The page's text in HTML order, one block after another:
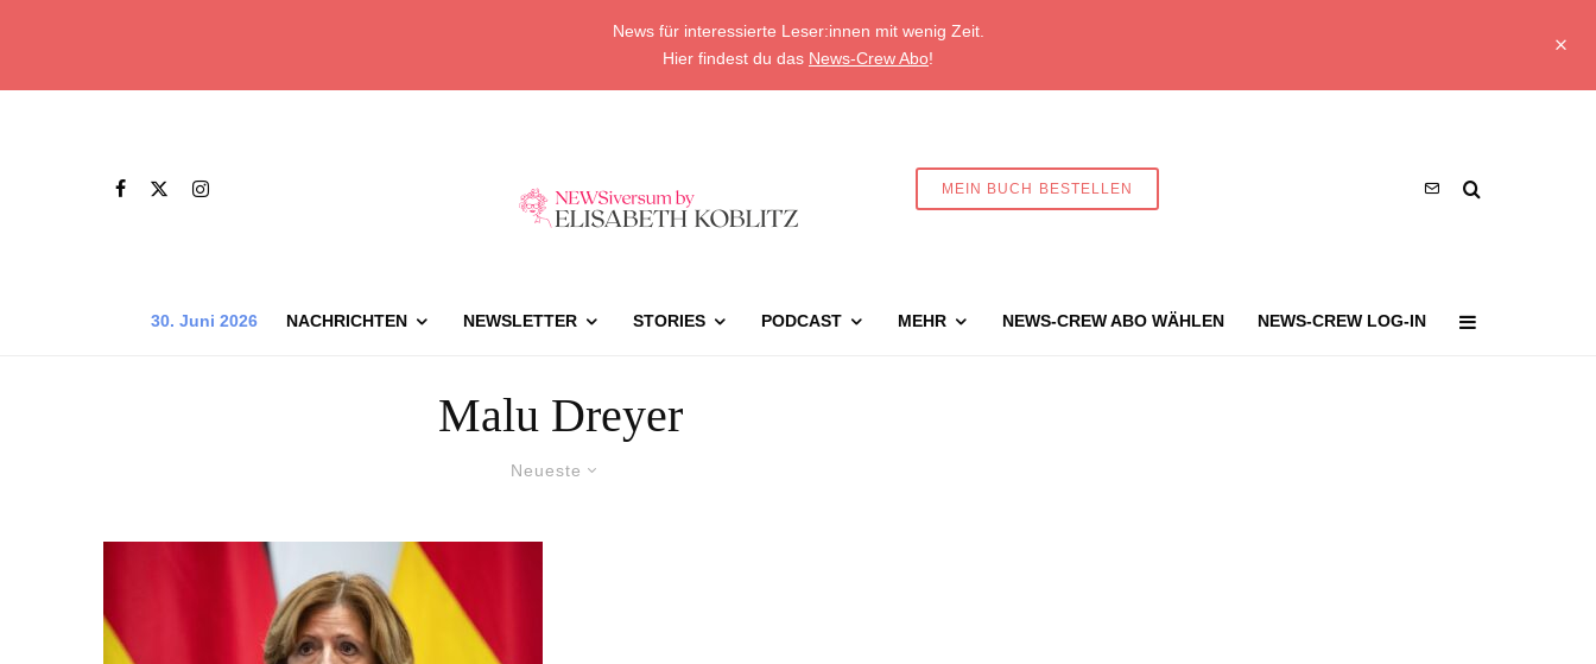
News für interessierte Leser:innen mit wenig Zeit.
Hier findest du das News-Crew Abo!
MEIN BUCH BESTELLEN
30. Juni 2026 NACHRICHTEN NEWSLETTER STORIES PODCAST MEHR NEWS-CREW ABO WÄHLEN NEWS-CREW LOG-IN
Malu Dreyer
Neueste